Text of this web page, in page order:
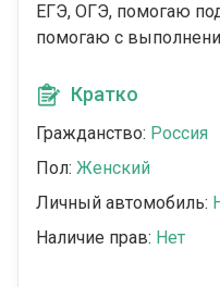
ЕГЭ, ОГЭ, помогаю
помогаю с
Кратко
Гражданство: Россия
Пол: Женский
Личный автомобиль:
Наличие прав: Нет